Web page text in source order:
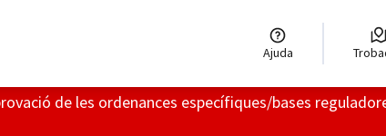
Ajuda
de les ordenances específiques/bases